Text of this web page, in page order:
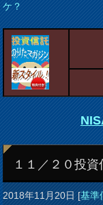
ケ？
１１／２０投
2018年11月20日[基準